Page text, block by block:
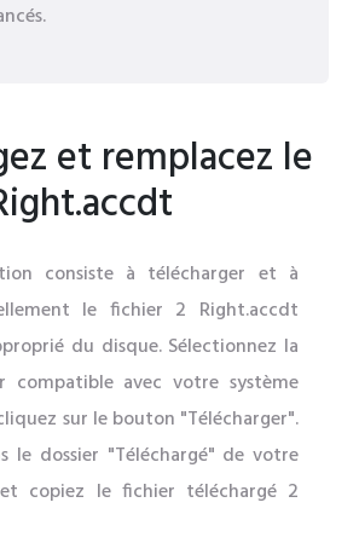
et remplacez le
consiste à télécharger et à
le fichier 2 Right.accdt
du disque. Sélectionnez la
compatible avec votre système
sur le bouton "Télécharger".
le dossier "Téléchargé" de votre
copiez le fichier téléchargé 2